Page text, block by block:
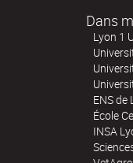
Dans
Lyon 1
ENS de
École
INSA